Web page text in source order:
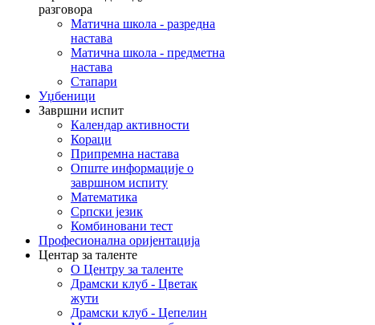
разговора
Матична школа - разредна
настава
Матична школа - предметна
настава
Стапари
Уџбеници
Завршни испит
Календар активности
Кораци
Припремна настава
Опште информације о
завршном испиту
Математика
Српски језик
Комбиновани тест
Професионална оријентација
Центар за таленте
О Центру за таленте
Драмски клуб - Цветак
жути
Драмски клуб - Цепелин